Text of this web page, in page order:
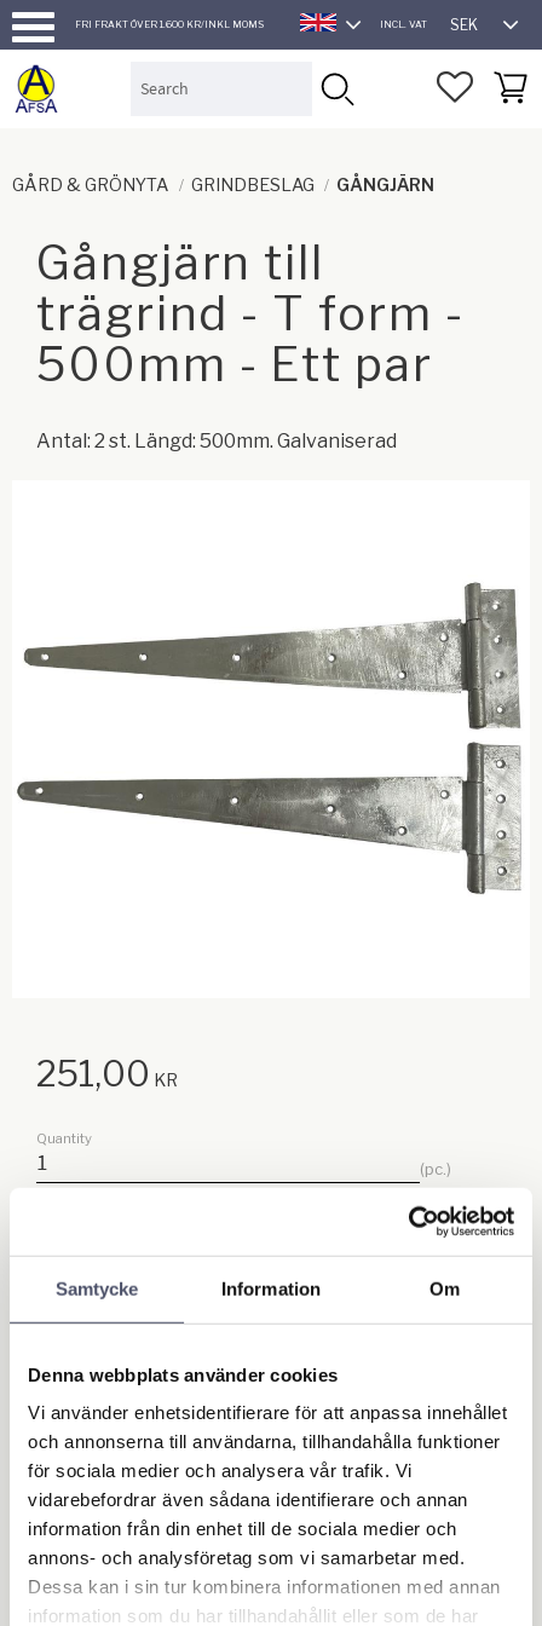
Samtycke Information Om
Denna webbplats använder cookies
Vi använder enhetsidentifierare för att anpassa innehållet
och annonserna till användarna, tillhandahålla funktioner
för sociala medier och analysera vår trafik. Vi
vidarebefordrar även sådana identifierare och annan
information från din enhet till de sociala medier och
annons- och analysföretag som vi samarbetar med.
Dessa kan i sin tur kombinera informationen med annan
information som du har tillhandahållit eller som de har
Menu
FRI FRAKT ÖVER 1.600 KR/INKL MOMS
ENGLISH
INCL. VAT SEK
GÅRD & GRÖNYTA GRINDBESLAG GÅNGJÄRN
Gångjärn till
trägrind - T form -
500mm - Ett par
Antal: 2 st. Längd: 500mm. Galvaniserad
251,00 KR
Quantity
pc.
Add to
Reviews
You